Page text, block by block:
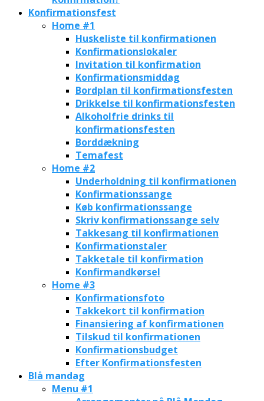
Konfirmationsfest
Home #1
Huskeliste til konfirmationen
Konfirmationslokaler
Invitation til konfirmation
Konfirmationsmiddag
Bordplan til konfirmationsfesten
Drikkelse til konfirmationsfesten
Alkoholfrie drinks til
konfirmationsfesten
Borddækning
Temafest
Home #2
Underholdning til konfirmationen
Konfirmationssange
Køb konfirmationssange
Skriv konfirmationssange selv
Takkesang til konfirmationen
Konfirmationstaler
Takketale til konfirmation
Konfirmandkørsel
Home #3
Konfirmationsfoto
Takkekort til konfirmation
Finansiering af konfirmationen
Tilskud til konfirmationen
Konfirmationsbudget
Efter Konfirmationsfesten
Blå mandag
Menu #1